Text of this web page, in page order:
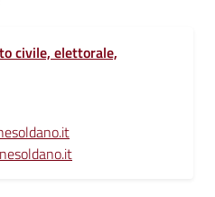
civile, elettorale,